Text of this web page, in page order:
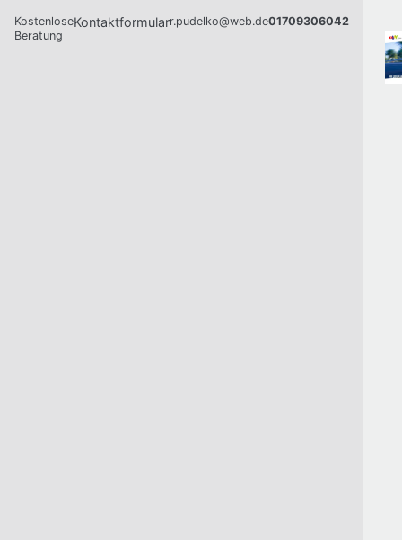
Kostenlose
Beratung
Kontaktformularr.pudelko@web.de01709306042